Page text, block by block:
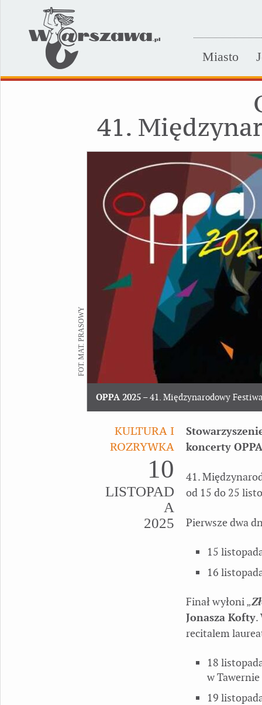
Miasto
41.
OPPA 2025 – 41. Międzynarodowy
FOT. MAT. PRASOWY
KULTURA I
ROZRYWKA
10
LISTOPAD
A
2025
koncerty
41.
od 15 do 25
Pierwsze dwa
15
16
Finał wyłoni „
Jonasza Kofty.
recitalem
18
w Tawernie
19